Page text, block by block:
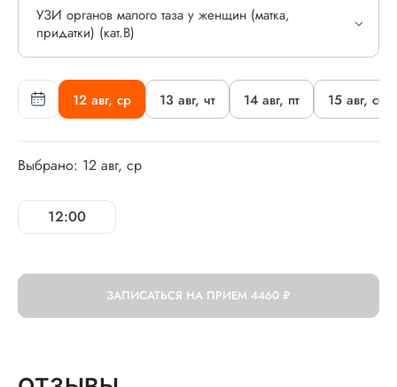
12 авг, ср 13 авг, чт 14 авг, пт 15 авг, сб
Выбрано: 12 авг, ср
12:00
УЗИ органов малого таза у женщин (матка,
придатки) (кат.В)
ЗАПИСАТЬСЯ НА ПРИЕМ 4460 ₽